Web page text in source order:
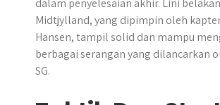
dalam penyelesaian akhir. Lini
Midtjylland, yang dipimpin oleh
Hansen, tampil solid dan mampu
berbagai serangan yang dilancarkan
SG.